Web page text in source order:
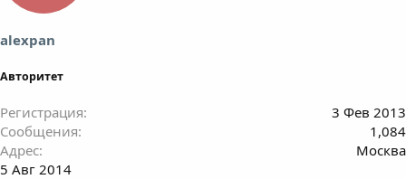
alexpan
Авторитет
Регистрация
3 Фев 2013
Сообщения
1,084
Адрес
Москва
5 Авг 2014